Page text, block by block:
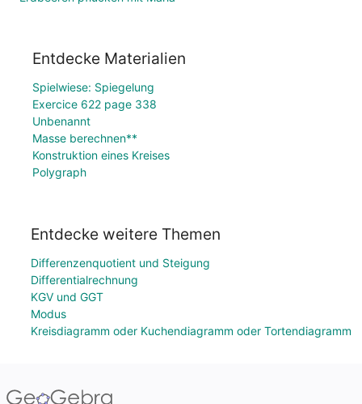
Entdecke Materialien
Spielwiese: Spiegelung
Exercice 622 page 338
Unbenannt
Masse berechnen**
Konstruktion eines Kreises
Polygraph
Entdecke weitere Themen
Differenzenquotient und Steigung
Differentialrechnung
KGV und GGT
Modus
Kreisdiagramm oder Kuchendiagramm oder Tortendiagramm